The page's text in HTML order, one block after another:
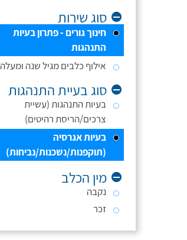
סוג שירות
חינוך גורים - פתרון בעיות
התנהגות
אילוף כלבים מגיל שנה ומעלה
סוג בעיית התנהגות
בעיות התנהגות (עשיית
צרכים/הריסת רהיטים)
בעיות אגרסיה
(תוקפנות/נשכנות/נביחות)
מין הכלב
נקבה
זכר